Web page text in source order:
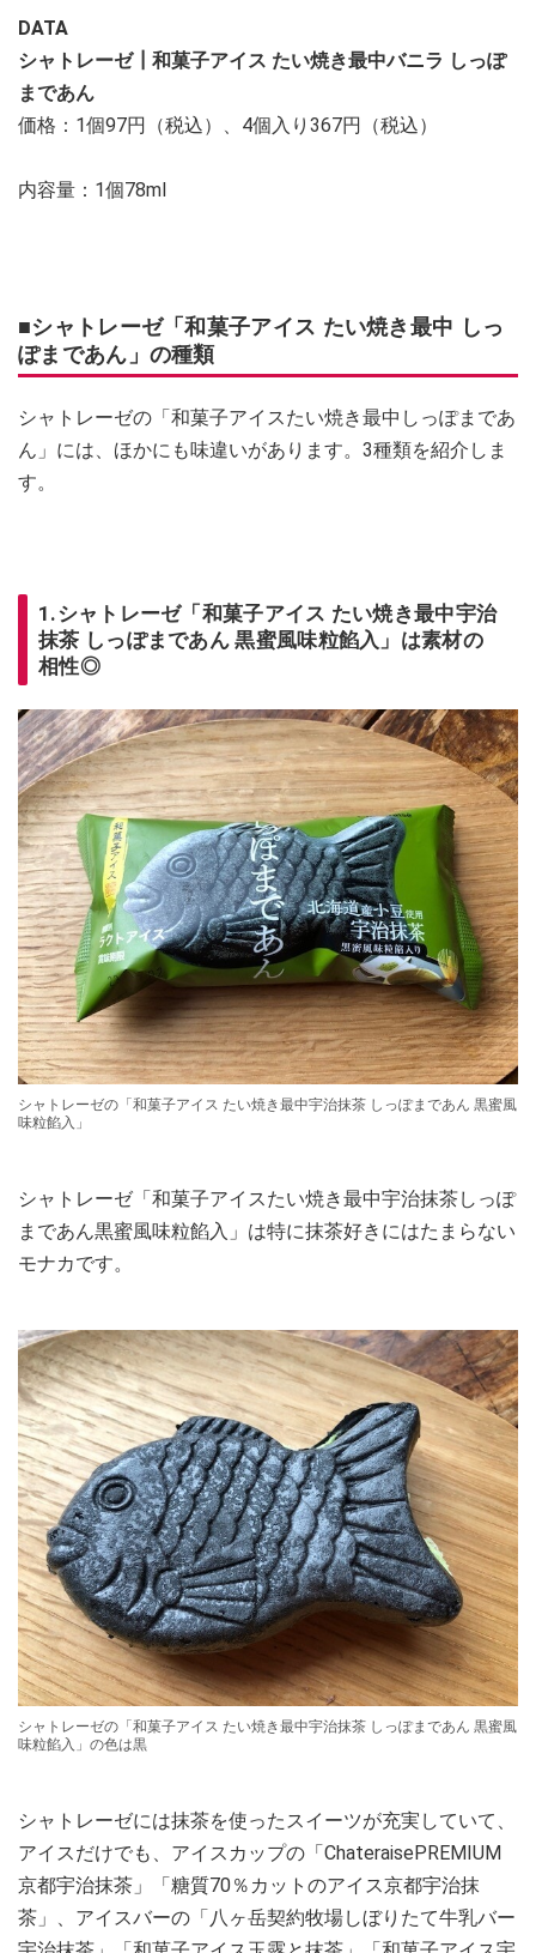
DATA
シャトレーゼ┃和菓子アイス たい焼き最中バニラ しっぽ
まであん
価格：1個97円（税込）、4個入り367円（税込）
内容量：1個78ml
■シャトレーゼ「和菓子アイス たい焼き最中 しっ
ぽまであん」の種類
シャトレーゼの「和菓子アイスたい焼き最中しっぽまであ
ん」には、ほかにも味違いがあります。3種類を紹介しま
す。
1.シャトレーゼ「和菓子アイス たい焼き最中宇治
抹茶 しっぽまであん 黒蜜風味粒餡入」は素材の
相性◎
シャトレーゼの「和菓子アイス たい焼き最中宇治抹茶 しっぽまであん 黒蜜風
味粒餡入」
シャトレーゼ「和菓子アイスたい焼き最中宇治抹茶しっぽ
まであん黒蜜風味粒餡入」は特に抹茶好きにはたまらない
モナカです。
シャトレーゼの「和菓子アイス たい焼き最中宇治抹茶 しっぽまであん 黒蜜風
味粒餡入」の色は黒
シャトレーゼには抹茶を使ったスイーツが充実していて、
アイスだけでも、アイスカップの「ChateraisePREMIUM
京都宇治抹茶」「糖質70％カットのアイス京都宇治抹
茶」、アイスバーの「八ヶ岳契約牧場しぼりたて牛乳バー